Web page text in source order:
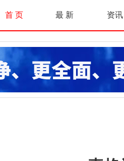
首 页 最 新 资讯